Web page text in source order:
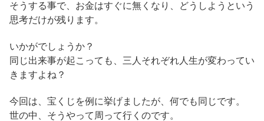
そうする事で、お金はすぐに無くなり、どうしようという
思考だけが残ります。
いかがでしょうか？
同じ出来事が起こっても、三人それぞれ人生が変わってい
きますよね？
今回は、宝くじを例に挙げましたが、何でも同じです。
世の中、そうやって周って行くのです。